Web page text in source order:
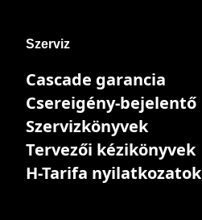
Szerviz
Cascade garancia
Csereigény-bejelentő
Szervizkönyvek
Tervezői kézikönyvek
H-Tarifa nyilatkozatok